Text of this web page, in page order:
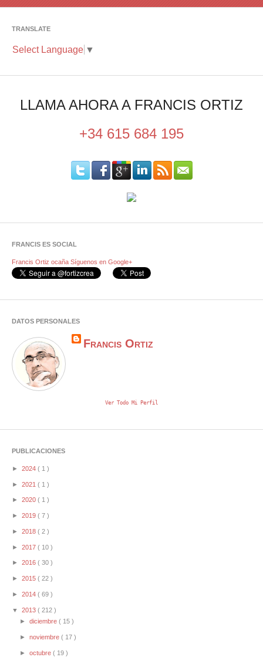
TRANSLATE
Select Language ▼
LLAMA AHORA A FRANCIS ORTIZ
+34 615 684 195
FRANCIS ES SOCIAL
Francis Ortiz ocaña Síguenos en Google+
DATOS PERSONALES
Francis Ortiz
Ver Todo Mi Perfil
PUBLICACIONES
► 2024 ( 1 )
► 2021 ( 1 )
► 2020 ( 1 )
► 2019 ( 7 )
► 2018 ( 2 )
► 2017 ( 10 )
► 2016 ( 30 )
► 2015 ( 22 )
► 2014 ( 69 )
▼ 2013 ( 212 )
►diciembre( 15 )
►noviembre( 17 )
►octubre( 19 )